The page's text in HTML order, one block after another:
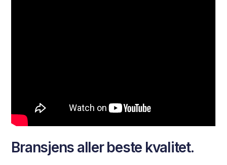
Bransjens aller beste kvalitet.